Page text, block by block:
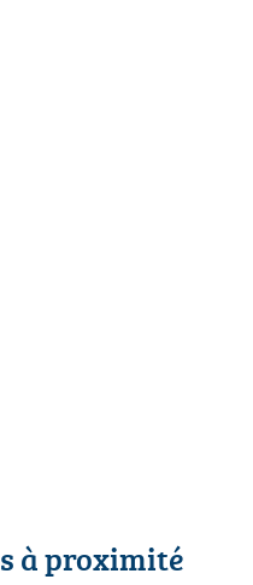
à proximité